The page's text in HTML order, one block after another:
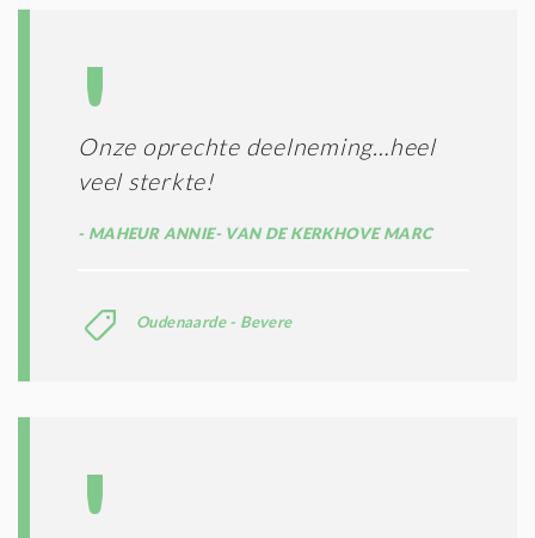
Onze oprechte deelneming…heel
veel sterkte!
MAHEUR ANNIE- VAN DE KERKHOVE MARC
Oudenaarde - Bevere